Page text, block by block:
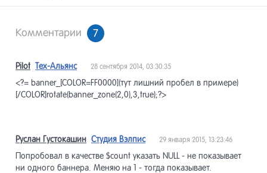
Комментарии 7
Pilot Тех-Альянс 28 сентября 2014, 03:30:35
<?= banner_[COLOR=FF0000](тут лишний пробел в примере)
[/COLOR]rotate(banner_zone(2,0),3,true);?>
Руслан Густокашин Студия Вэлпис 29 января 2015, 13:23:46
Попробовал в качестве $count указать NULL - не показывает
ни одного баннера. Меняю на 1 - тогда показывает.